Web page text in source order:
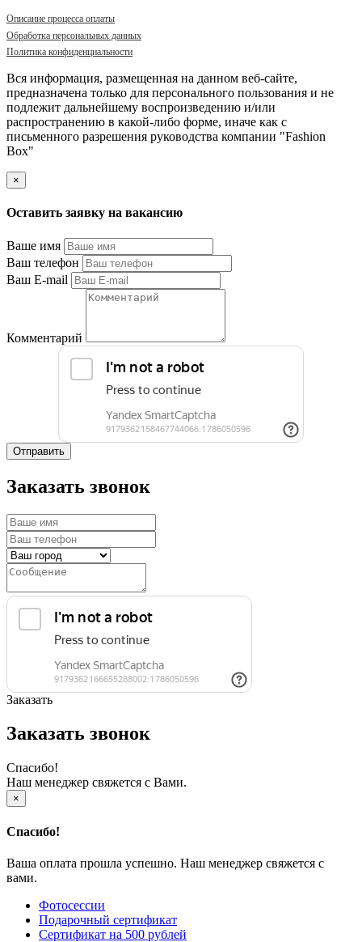
Описание процесса оплаты
Обработка персональных данных
Политика конфиденциальности
Вся информация, размещенная на данном веб-сайте,
предназначена только для персонального пользования и не
подлежит дальнейшему воспроизведению и/или
распространению в какой-либо форме, иначе как с
письменного разрешения руководства компании "Fashion
Box"
×
Оставить заявку на вакансию
Ваше имя
Ваш телефон
Ваш E-mail
Комментарий
Отправить
Заказать звонок
Заказать
Заказать звонок
Спасибо!
Наш менеджер свяжется с Вами.
×
Спасибо!
Ваша оплата прошла успешно. Наш менеджер свяжется с
вами.
Фотосессии
Подарочный сертификат
Сертификат на 500 рублей